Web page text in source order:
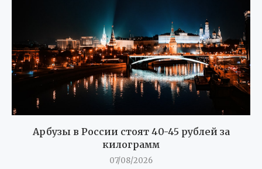
Арбузы в России стоят 40-45 рублей за
килограмм
07/08/2026